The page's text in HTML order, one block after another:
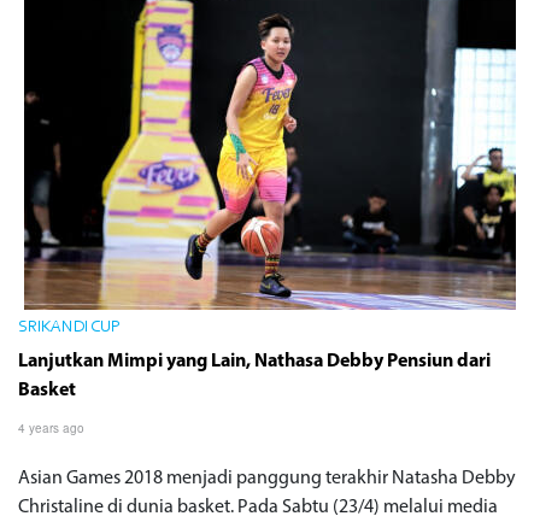
SRIKANDI CUP
Lanjutkan Mimpi yang Lain, Nathasa Debby Pensiun dari
Basket
4 years ago
Asian Games 2018 menjadi panggung terakhir Natasha Debby
Christaline di dunia basket. Pada Sabtu (23/4) melalui media